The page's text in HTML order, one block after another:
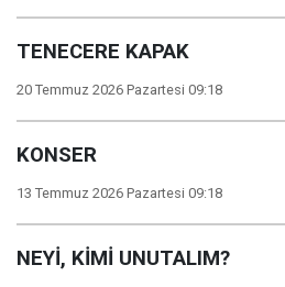
TENECERE KAPAK
20 Temmuz 2026 Pazartesi 09:18
KONSER
13 Temmuz 2026 Pazartesi 09:18
NEYİ, KİMİ UNUTALIM?